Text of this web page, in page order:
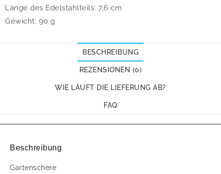
Länge des Edelstahlteils: 7,6 cm
Gewicht: 90 g
BESCHREIBUNG
REZENSIONEN (0)
WIE LÄUFT DIE LIEFERUNG AB?
FAQ
Beschreibung
Gartenschere